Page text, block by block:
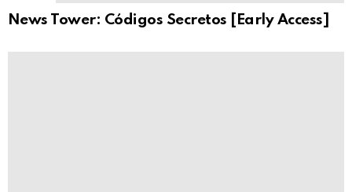
News Tower: Códigos Secretos [Early Access]